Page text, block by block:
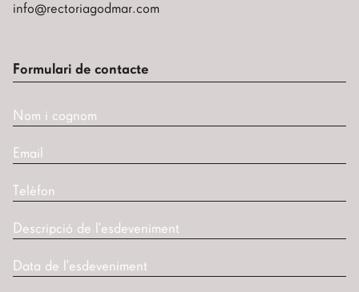
info@rectoriagodmar.com
Formulari de contacte